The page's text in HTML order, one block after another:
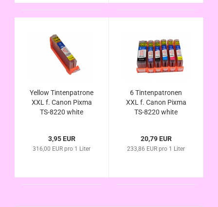
Yellow Tintenpatrone
XXL f. Canon Pixma
TS-8220 white
3,95 EUR
316,00 EUR pro 1 Liter
6 Tintenpatronen
XXL f. Canon Pixma
TS-8220 white
Vorteilspack
20,79 EUR
233,86 EUR pro 1 Liter